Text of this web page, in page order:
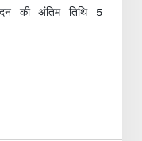
की अंतिम तिथि 5